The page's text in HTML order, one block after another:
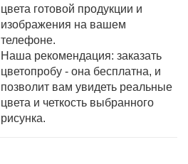
цвета готовой продукции и
изображения на вашем
телефоне.
Наша рекомендация: заказать
цветопробу - она бесплатна, и
позволит вам увидеть реальные
цвета и четкость выбранного
рисунка.